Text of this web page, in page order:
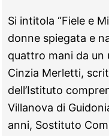
Si intitola “Fiele e
donne spiegata e
quattro mani da un
Cinzia Merletti,
dell’Istituto
Villanova di
anni, Sostituto